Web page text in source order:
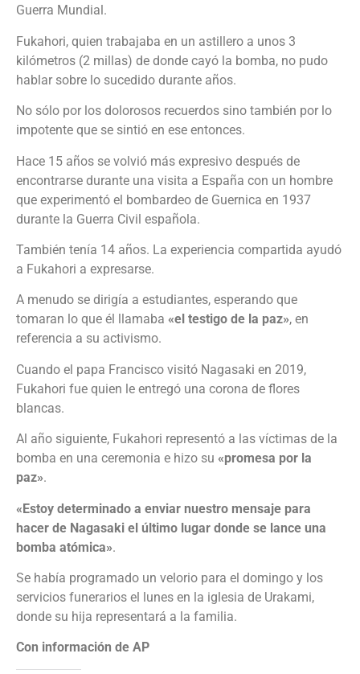
Guerra Mundial.
Fukahori, quien trabajaba en un astillero a unos 3
kilómetros (2 millas) de donde cayó la bomba, no pudo
hablar sobre lo sucedido durante años.
No sólo por los dolorosos recuerdos sino también por lo
impotente que se sintió en ese entonces.
Hace 15 años se volvió más expresivo después de
encontrarse durante una visita a España con un hombre
que experimentó el bombardeo de Guernica en 1937
durante la Guerra Civil española.
También tenía 14 años. La experiencia compartida ayudó
a Fukahori a expresarse.
A menudo se dirigía a estudiantes, esperando que
tomaran lo que él llamaba «el testigo de la paz», en
referencia a su activismo.
Cuando el papa Francisco visitó Nagasaki en 2019,
Fukahori fue quien le entregó una corona de flores
blancas.
Al año siguiente, Fukahori representó a las víctimas de la
bomba en una ceremonia e hizo su «promesa por la
paz».
«Estoy determinado a enviar nuestro mensaje para
hacer de Nagasaki el último lugar donde se lance una
bomba atómica».
Se había programado un velorio para el domingo y los
servicios funerarios el lunes en la iglesia de Urakami,
donde su hija representará a la familia.
Con información de AP